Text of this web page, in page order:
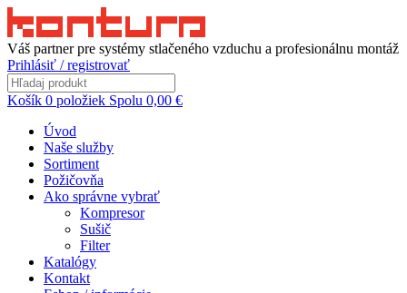
Váš partner pre systémy stlačeného vzduchu a profesionálnu montáž
Prihlásiť / registrovať
Košík 0 položiek Spolu 0,00 €
Úvod
Naše služby
Sortiment
Požičovňa
Ako správne vybrať
Kompresor
Sušič
Filter
Katalógy
Kontakt